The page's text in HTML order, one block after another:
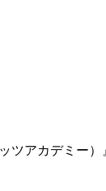
ツアカデミー